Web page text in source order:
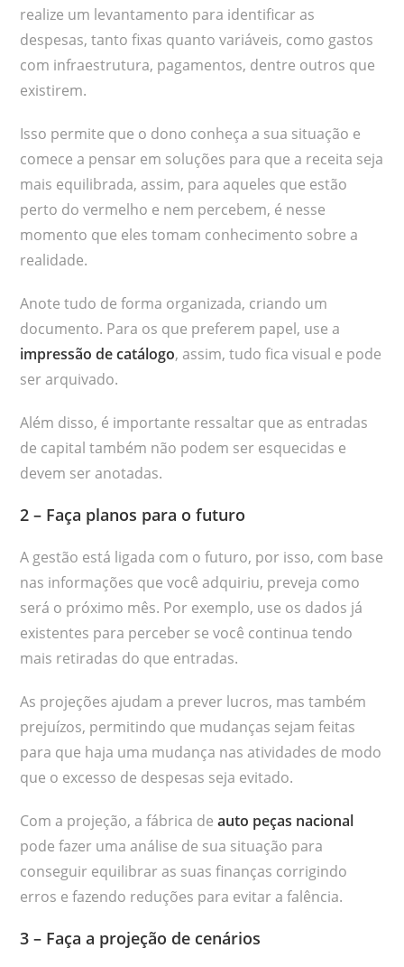
realize um levantamento para identificar as
despesas, tanto fixas quanto variáveis, como gastos
com infraestrutura, pagamentos, dentre outros que
existirem.
Isso permite que o dono conheça a sua situação e
comece a pensar em soluções para que a receita seja
mais equilibrada, assim, para aqueles que estão
perto do vermelho e nem percebem, é nesse
momento que eles tomam conhecimento sobre a
realidade.
Anote tudo de forma organizada, criando um
documento. Para os que preferem papel, use a
impressão de catálogo, assim, tudo fica visual e pode
ser arquivado.
Além disso, é importante ressaltar que as entradas
de capital também não podem ser esquecidas e
devem ser anotadas.
2 – Faça planos para o futuro
A gestão está ligada com o futuro, por isso, com base
nas informações que você adquiriu, preveja como
será o próximo mês. Por exemplo, use os dados já
existentes para perceber se você continua tendo
mais retiradas do que entradas.
As projeções ajudam a prever lucros, mas também
prejuízos, permitindo que mudanças sejam feitas
para que haja uma mudança nas atividades de modo
que o excesso de despesas seja evitado.
Com a projeção, a fábrica deauto peças nacional
pode fazer uma análise de sua situação para
conseguir equilibrar as suas finanças corrigindo
erros e fazendo reduções para evitar a falência.
3 – Faça a projeção de cenários